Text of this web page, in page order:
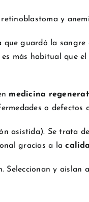
y
que guardó la
más habitual que
medicina
o defectos
asistida). Se trata
gracias a la
y